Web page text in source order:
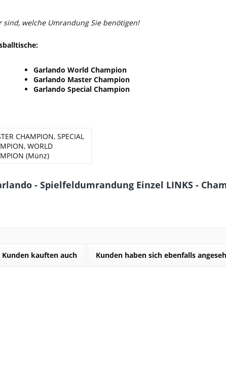
welche Umrandung Sie benötigen!
Garlando World Champion
Garlando Master Champion
Garlando Special Champion
CHAMPION, SPECIAL
WORLD
(Münz)
- Spielfeldumrandung Einzel LINKS -
Kunden kauften auch Kunden haben sich ebenfalls